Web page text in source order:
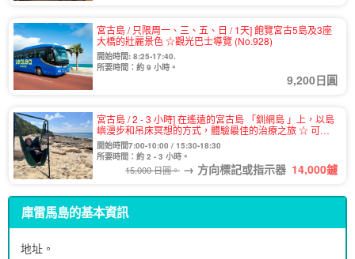
宮古島 / 只限周一、三、五、日 / 1天] 飽覽宮古5島及3座
大橋的壯麗景色 ☆觀光巴士導覽 (No.928)
開始時間: 8:25-17:40.
所要時間：約 9 小時。
9,200日圓
宮古島 / 2 - 3 小時] 在遙遠的宮古島 「釧網島 」上，以島
嶼漫步和吊床冥想的方式，體驗最佳的治療之旅 ☆ 可選
擇日出或日落時間 (No.881)
開始時間7:00-10:00 / 15:30-18:30
所要時間：約 2 - 3 小時。
15,000 日圓。 → 方向標記或指示器 14,000鑢
庫雷馬島的基本資訊
地址。